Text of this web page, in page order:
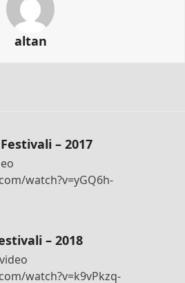
altan
– 2017
watch?v=yGQ6h-
– 2018
watch?v=k9vPkzq-